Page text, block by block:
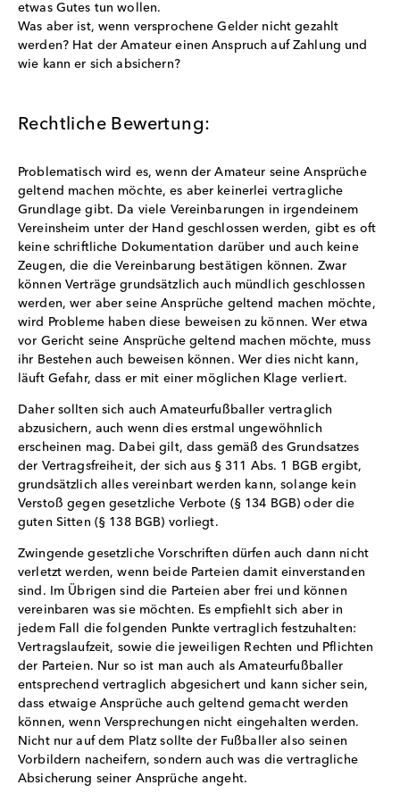
etwas Gutes tun wollen.
Was aber ist, wenn versprochene Gelder nicht gezahlt
werden? Hat der Amateur einen Anspruch auf Zahlung und
wie kann er sich absichern?
Rechtliche Bewertung:
Problematisch wird es, wenn der Amateur seine Ansprüche
geltend machen möchte, es aber keinerlei vertragliche
Grundlage gibt. Da viele Vereinbarungen in irgendeinem
Vereinsheim unter der Hand geschlossen werden, gibt es oft
keine schriftliche Dokumentation darüber und auch keine
Zeugen, die die Vereinbarung bestätigen können. Zwar
können Verträge grundsätzlich auch mündlich geschlossen
werden, wer aber seine Ansprüche geltend machen möchte,
wird Probleme haben diese beweisen zu können. Wer etwa
vor Gericht seine Ansprüche geltend machen möchte, muss
ihr Bestehen auch beweisen können. Wer dies nicht kann,
läuft Gefahr, dass er mit einer möglichen Klage verliert.
Daher sollten sich auch Amateurfußballer vertraglich
abzusichern, auch wenn dies erstmal ungewöhnlich
erscheinen mag. Dabei gilt, dass gemäß des Grundsatzes
der Vertragsfreiheit, der sich aus § 311 Abs. 1 BGB ergibt,
grundsätzlich alles vereinbart werden kann, solange kein
Verstoß gegen gesetzliche Verbote (§ 134 BGB) oder die
guten Sitten (§ 138 BGB) vorliegt.
Zwingende gesetzliche Vorschriften dürfen auch dann nicht
verletzt werden, wenn beide Parteien damit einverstanden
sind. Im Übrigen sind die Parteien aber frei und können
vereinbaren was sie möchten. Es empfiehlt sich aber in
jedem Fall die folgenden Punkte vertraglich festzuhalten:
Vertragslaufzeit, sowie die jeweiligen Rechten und Pflichten
der Parteien. Nur so ist man auch als Amateurfußballer
entsprechend vertraglich abgesichert und kann sicher sein,
dass etwaige Ansprüche auch geltend gemacht werden
können, wenn Versprechungen nicht eingehalten werden.
Nicht nur auf dem Platz sollte der Fußballer also seinen
Vorbildern nacheifern, sondern auch was die vertragliche
Absicherung seiner Ansprüche angeht.